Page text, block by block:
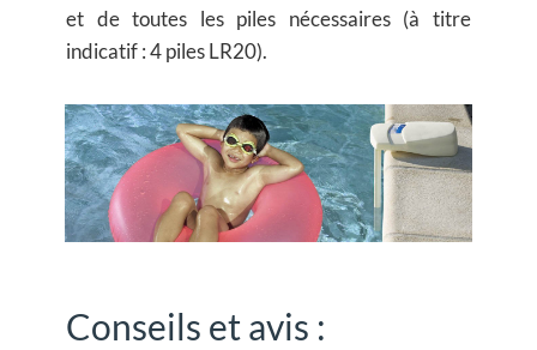
et de toutes les piles nécessaires (à titre
indicatif : 4 piles LR20).
Conseils et avis :